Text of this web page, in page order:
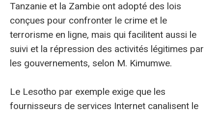
Tanzanie et la Zambie ont adopté des lois
conçues pour confronter le crime et le
terrorisme en ligne, mais qui facilitent aussi le
suivi et la répression des activités légitimes par
les gouvernements, selon M. Kimumwe.
Le Lesotho par exemple exige que les
fournisseurs de services Internet canalisent le